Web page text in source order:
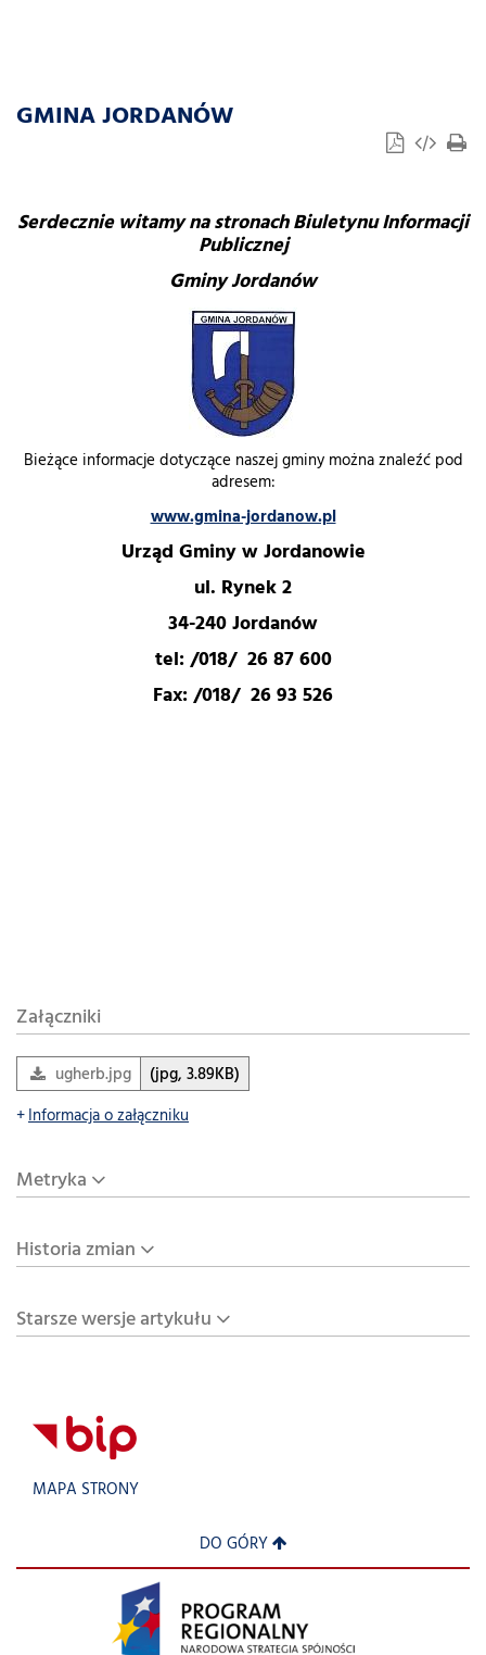
GMINA JORDANÓW
Serdecznie witamy na stronach Biuletynu Informacji
Publicznej
Gminy Jordanów
Bieżące informacje dotyczące naszej gminy można znaleźć pod
adresem:
www.gmina-jordanow.pl
Urząd Gminy w Jordanowie
ul. Rynek 2
34-240 Jordanów
tel: /018/ 26 87 600
Fax: /018/ 26 93 526
Załączniki
ugherb.jpg
(jpg, 3.89KB)
Informacja o załączniku
Metryka
Historia zmian
Starsze wersje artykułu
MAPA STRONY
DO GÓRY